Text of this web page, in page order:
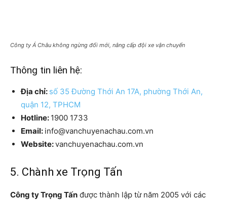
Công ty Á Châu không ngừng đổi mới, nâng cấp đội xe vận chuyển
Thông tin liên hệ:
Địa chỉ: số 35 Đường Thới An 17A, phường Thới An,
quận 12, TPHCM
Hotline: 1900 1733
Email: info@vanchuyenachau.com.vn
Website:vanchuyenachau.com.vn
5. Chành xe Trọng Tấn
Công ty Trọng Tấn được thành lập từ năm 2005 với các